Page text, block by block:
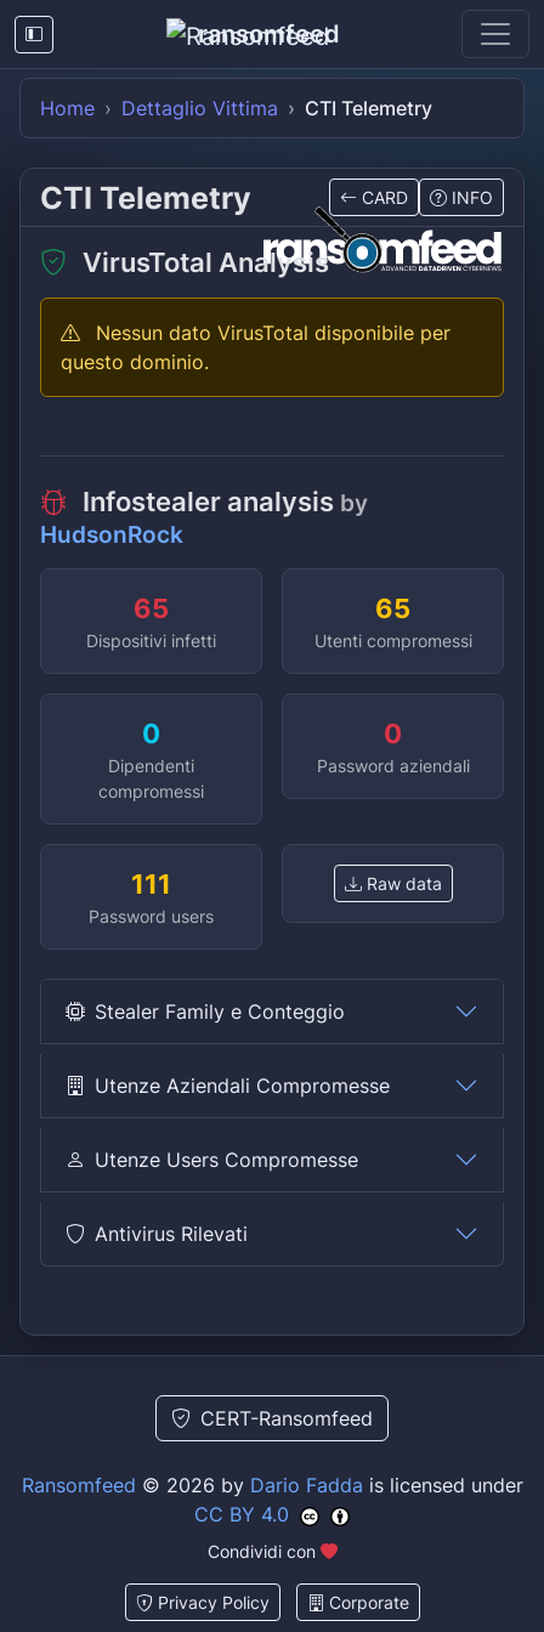
ransomfeed
Home Dettaglio Vittima CTI Telemetry
CTI Telemetry CARD INFO
VirusTotal Analysis
Nessun dato VirusTotal disponibile per
questo dominio.
Infostealer analysis by
HudsonRock
65
Dispositivi infetti
65
Utenti compromessi
0
Dipendenti
compromessi
0
Password aziendali
111
Password users
Raw data
Stealer Family e Conteggio
Utenze Aziendali Compromesse
Utenze Users Compromesse
Antivirus Rilevati
CERT-Ransomfeed
Ransomfeed © 2026 by Dario Fadda is licensed under
CC BY 4.0
Condividi con
Privacy Policy Corporate